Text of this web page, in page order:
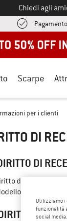
Chiedi agli
Scarpe
per i clienti
DI
DI
di recesso
di modulo per
DI
Utilizziamo i
funzionalità
social